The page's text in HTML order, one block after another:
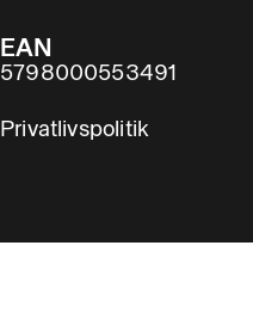
EAN
5798000553491
Privatlivspolitik